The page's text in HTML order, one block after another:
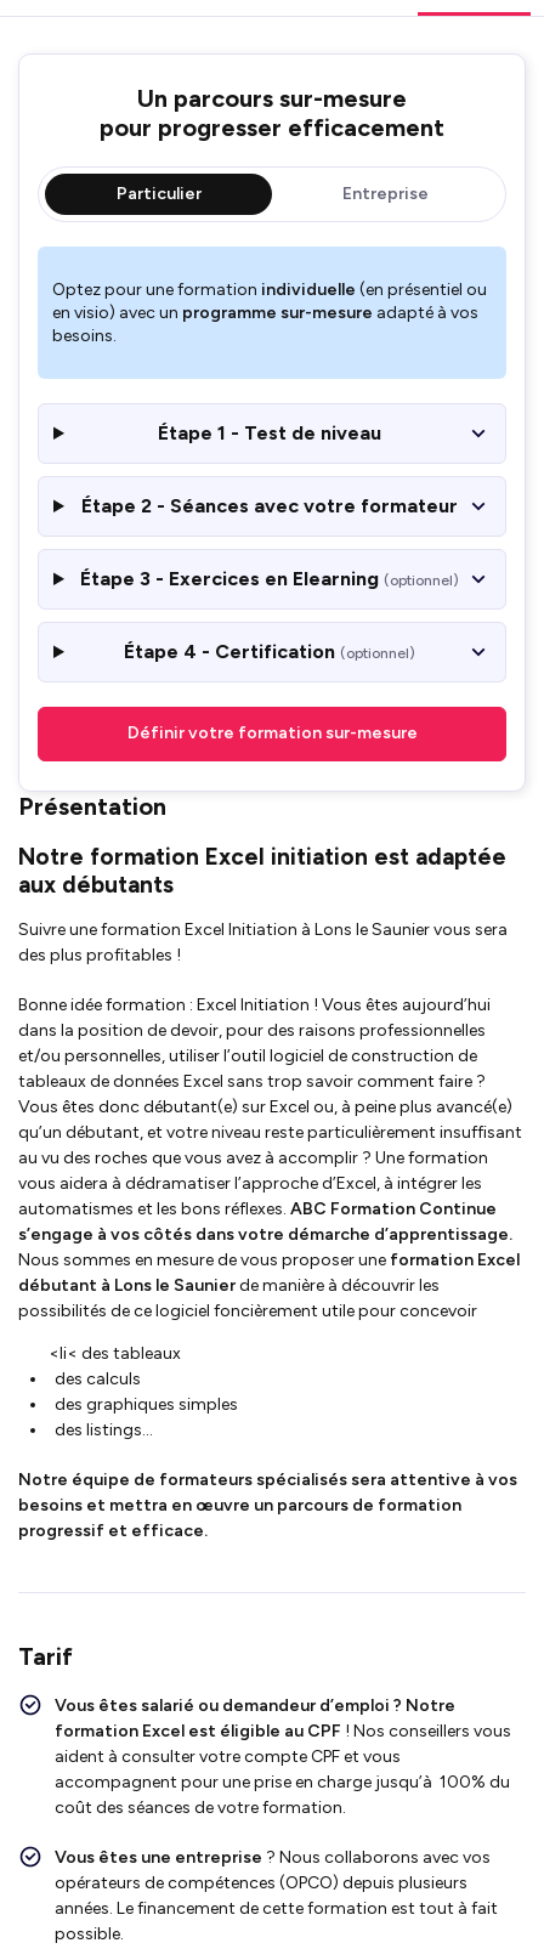
Un parcours sur-mesure
pour progresser efficacement
Particulier Entreprise
Optez pour une formation individuelle (en présentiel ou
en visio) avec un programme sur-mesure adapté à vos
besoins.
Étape 1 - Test de niveau
Étape 2 - Séances avec votre formateur
Étape 3 - Exercices en Elearning (optionnel)
Étape 4 - Certification (optionnel)
Définir votre formation sur-mesure
Présentation
Notre formation Excel initiation est adaptée
aux débutants
Suivre une formation Excel Initiation à Lons le Saunier vous sera
des plus profitables !
Bonne idée formation : Excel Initiation ! Vous êtes aujourd’hui
dans la position de devoir, pour des raisons professionnelles
et/ou personnelles, utiliser l’outil logiciel de construction de
tableaux de données Excel sans trop savoir comment faire ?
Vous êtes donc débutant(e) sur Excel ou, à peine plus avancé(e)
qu’un débutant, et votre niveau reste particulièrement insuffisant
au vu des roches que vous avez à accomplir ? Une formation
vous aidera à dédramatiser l’approche d’Excel, à intégrer les
automatismes et les bons réflexes. ABC Formation Continue
s’engage à vos côtés dans votre démarche d’apprentissage.
Nous sommes en mesure de vous proposer une formation Excel
débutant à Lons le Saunierde manière à découvrir les
possibilités de ce logiciel foncièrement utile pour concevoir
<li< des tableaux
des calculs
des graphiques simples
des listings…
Notre équipe de formateurs spécialisés sera attentive à vos
besoins et mettra en œuvre un parcours de formation
progressif et efficace.
Tarif
Vous êtes salarié ou demandeur d’emploi ? Notre
formation Excel est éligible au CPF ! Nos conseillers vous
aident à consulter votre compte CPF et vous
accompagnent pour une prise en charge jusqu’à 100% du
coût des séances de votre formation.
Vous êtes une entreprise ? Nous collaborons avec vos
opérateurs de compétences (OPCO) depuis plusieurs
années. Le financement de cette formation est tout à fait
possible.